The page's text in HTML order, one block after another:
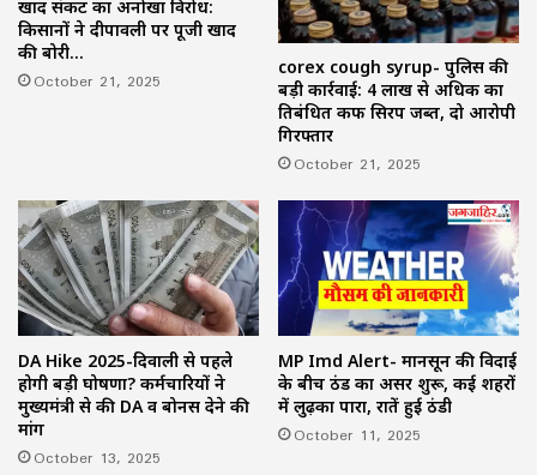
खाद संकट का अनोखा विरोध:
किसानों ने दीपावली पर पूजी खाद
की बोरी…
October 21, 2025
corex cough syrup- पुलिस की
बड़ी कार्रवाई: 4 लाख से अधिक का
प्रतिबंधित कफ सिरप जब्त, दो आरोपी
गिरफ्तार
October 21, 2025
DA Hike 2025-दिवाली से पहले
होगी बड़ी घोषणा? कर्मचारियों ने
मुख्यमंत्री से की DA व बोनस देने की
मांग
October 13, 2025
MP Imd Alert- मानसून की विदाई
के बीच ठंड का असर शुरू, कई शहरों
में लुढ़का पारा, रातें हुई ठंडी
October 11, 2025